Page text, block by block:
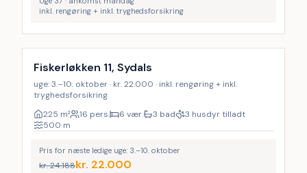
inkl. rengøring + inkl. tryghedsforsikring
Inkl. rengøring
Fiskerløkken 11, Sydals
uge: 3.–10. oktober · kr. 22.000 · inkl. rengøring + inkl.
tryghedsforsikring
225 m² 16 pers. 6 vær. 3 bad
3 husdyr tilladt
500 m
Pris for næste ledige uge: 3.–10. oktober
kr.24.188kr. 22.000